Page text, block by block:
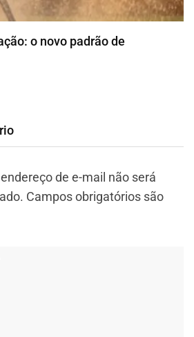
o novo padrão de
de e-mail não será
Campos obrigatórios são